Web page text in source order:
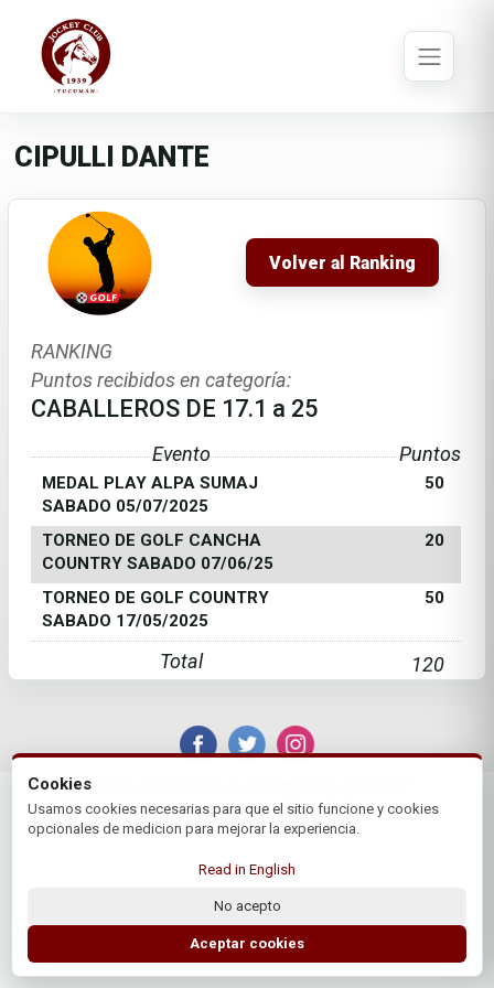
CIPULLI DANTE
Volver al Ranking
RANKING
Puntos recibidos en categoría:
CABALLEROS DE 17.1 a 25
Evento Puntos
MEDAL PLAY ALPA SUMAJ
SABADO 05/07/2025
50
TORNEO DE GOLF CANCHA
COUNTRY SABADO 07/06/25
20
TORNEO DE GOLF COUNTRY
SABADO 17/05/2025
50
Total 120
© 2026 Jockey Club de Tucuman | by Plus+Golf
Website powered by Plus+Golf
Cookies
Usamos cookies necesarias para que el sitio funcione y cookies
opcionales de medicion para mejorar la experiencia.
Read in English
No acepto
Aceptar cookies